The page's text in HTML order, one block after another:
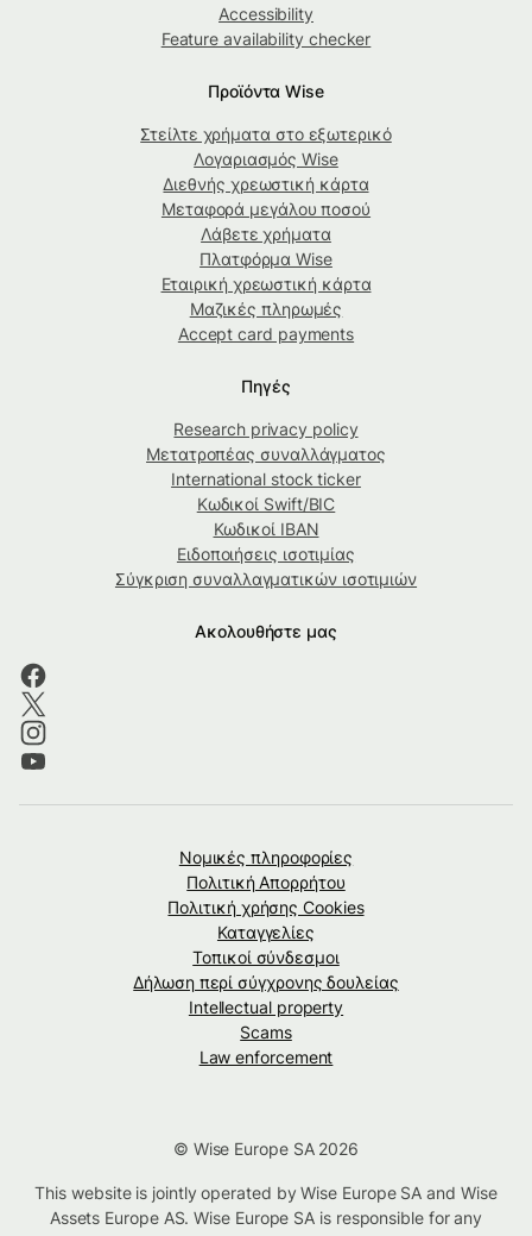
Accessibility
Feature availability checker
Προϊόντα Wise
Στείλτε χρήματα στο εξωτερικό
Λογαριασμός Wise
Διεθνής χρεωστική κάρτα
Μεταφορά μεγάλου ποσού
Λάβετε χρήματα
Πλατφόρμα Wise
Εταιρική χρεωστική κάρτα
Μαζικές πληρωμές
Accept card payments
Πηγές
Research privacy policy
Μετατροπέας συναλλάγματος
International stock ticker
Κωδικοί Swift/BIC
Κωδικοί IBAN
Ειδοποιήσεις ισοτιμίας
Σύγκριση συναλλαγματικών ισοτιμιών
Ακολουθήστε μας
Νομικές πληροφορίες
Πολιτική Απορρήτου
Πολιτική χρήσης Cookies
Καταγγελίες
Τοπικοί σύνδεσμοι
Δήλωση περί σύγχρονης δουλείας
Intellectual property
Scams
Law enforcement
© Wise Europe SA 2026
This website is jointly operated by Wise Europe SA and Wise
Assets Europe AS. Wise Europe SA is responsible for any